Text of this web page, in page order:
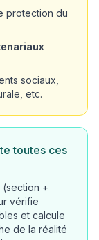
protection du
sociaux,
etc.
toutes ces
+
vérifie
et calcule
de la réalité